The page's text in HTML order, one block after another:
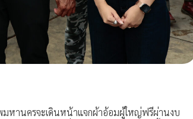
มหานครจะเดินหน้าแจกผ้าอ้อมผู้ใหญ่ฟรีผ่านงบ